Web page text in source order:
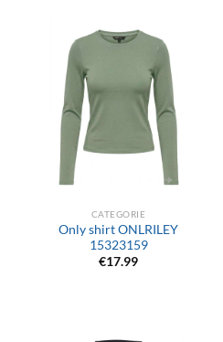
CATEGORIE
Only shirt ONLRILEY
15323159
€17.99